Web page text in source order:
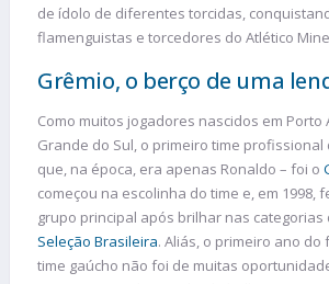
de ídolo de diferentes torcidas,
flamenguistas e torcedores do Atlético
Grêmio, o berço de uma
Como muitos jogadores nascidos em Porto
Grande do Sul, o primeiro time profissional
que, na época, era apenas Ronaldo – foi o
começou na escolinha do time e, em 1998,
grupo principal após brilhar nas categorias
Seleção Brasileira. Aliás, o primeiro ano
time gaúcho não foi de muitas